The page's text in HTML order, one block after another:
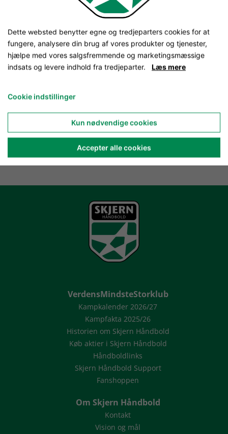
VerdensMindsteStorklub
Kampkalender 2026/27
Kampfakta 2025/26
Historien om Skjern Håndbold
Køb aktier i Skjern Håndbold
Håndboldlinks
Skjern Håndbold Support
Fanshoppen
Om Skjern Håndbold
Kontakt
Vision og mål
Dette websted benytter egne og tredjeparters cookies for at
fungere, analysere din brug af vores produkter og tjenester,
hjælpe med vores salgsfremmende og marketingsmæssige
indsats og levere indhold fra tredjeparter. Læs mere
Cookie indstillinger
Kun nødvendige cookies
Accepter alle cookies